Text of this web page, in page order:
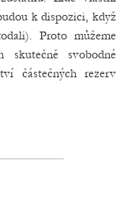
k dispozici, když
Proto můžeme
skutečně svobodné
částečných rezerv